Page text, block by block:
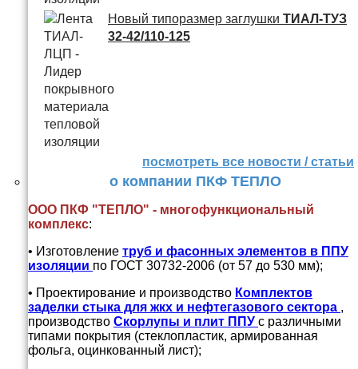
Новый типоразмер заглушки ТИАЛ-ТУЗ
32-42/110-125
посмотреть все новости / статьи
о компании ПКФ ТЕПЛО
ООО ПКФ "ТЕПЛО" - многофункциональный
комплекс:
• Изготовление труб и фасонных элементов в ППУ
изоляции по ГОСТ 30732-2006 (от 57 до 530 мм);
• Проектирование и производство Комплектов
заделки стыка для жкх и нефтегазового сектора ,
производство Скорлупы и плит ППУ с различными
типами покрытия (стеклопластик, армированная
фольга, оцинкованный лист);